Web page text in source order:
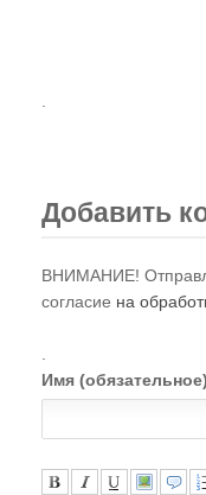
Добавить
ВНИМАНИЕ!
согласие на
Имя (обязательное)